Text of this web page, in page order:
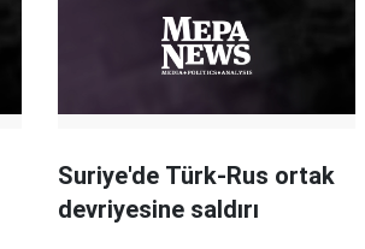
Suriye'de Türk-Rus ortak
devriyesine saldırı